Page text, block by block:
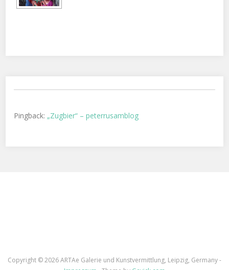
Pingback: „Zugbier“ – peterrusamblog
Copyright ©2026 ARTAe Galerie und Kunstvermittlung, Leipzig, Germany -